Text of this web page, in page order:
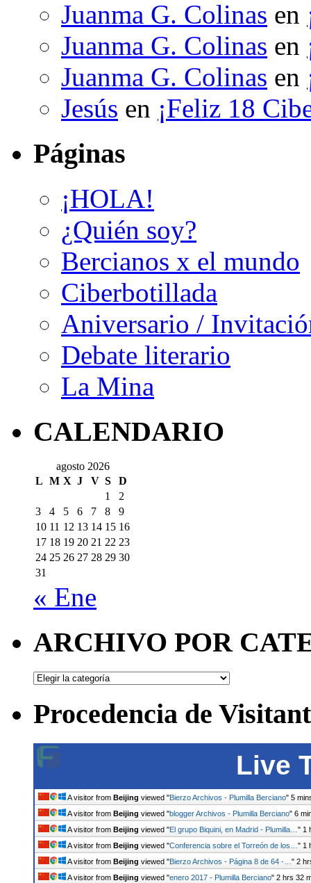
Juanma G. Colinas en
Juanma G. Colinas en
Juanma G. Colinas en
Jesús en ¡Feliz 18
Páginas
¡HOLA!
¿Quién soy?
Bercianos x el mundo
Ciberbotillada
Aniversario /
Debate literario
La Mina
CALENDARIO
agosto 2026
L M X J V S
D
1
2
3
4 5 6 7 8
9
10 11 12 13 14 15 16
17 18 19 20 21 22 23
24 25 26 27 28 29 30
31
« Ene
ARCHIVO POR
ARCHIVO
Procedencia de
Live
A visitor from Beijing viewed "Bierzo Archivos - Plumilla Berciano" 5
A visitor from Beijing viewed "blogger Archivos - Plumilla Berciano" 6
A visitor from Beijing viewed "El grupo Biquini, en Madrid - Plumilla… " 1
A visitor from Beijing viewed "Conferencia sobre el Torreón de los… " 1
A visitor from Beijing viewed "Bierzo Archivos - Página 8 de 64 -… " 2
A visitor from Beijing viewed "enero 2017 - Plumilla Berciano" 2 hrs 32